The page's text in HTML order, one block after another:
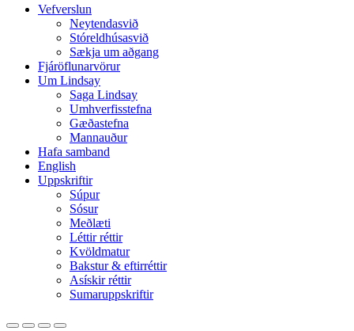
Close
Vefverslun
Neytendasvið
Stóreldhúsasvið
Sækja um aðgang
Fjáröflunarvörur
Um Lindsay
Saga Lindsay
Umhverfisstefna
Gæðastefna
Mannauður
Hafa samband
English
Uppskriftir
Súpur
Sósur
Meðlæti
Léttir réttir
Kvöldmatur
Bakstur & eftirréttir
Asískir réttir
Sumaruppskriftir